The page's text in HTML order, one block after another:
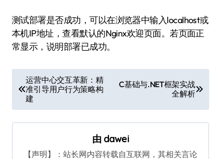
测试部署是否成功，可以在浏览器中输入localhost或
本机IP地址，查看默认的Nginx欢迎页面。若页面正
常显示，说明部署已成功。
章
导
航
运营中心交互革新：精
准引导用户行为策略构
建
C基础与.NET框架实战
全解析
由 dawei
【声明】：站长网内容转载自互联网，其相关言论